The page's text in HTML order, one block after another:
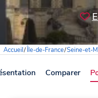
Accueil/Île-de-France/Seine-et-
Comparer